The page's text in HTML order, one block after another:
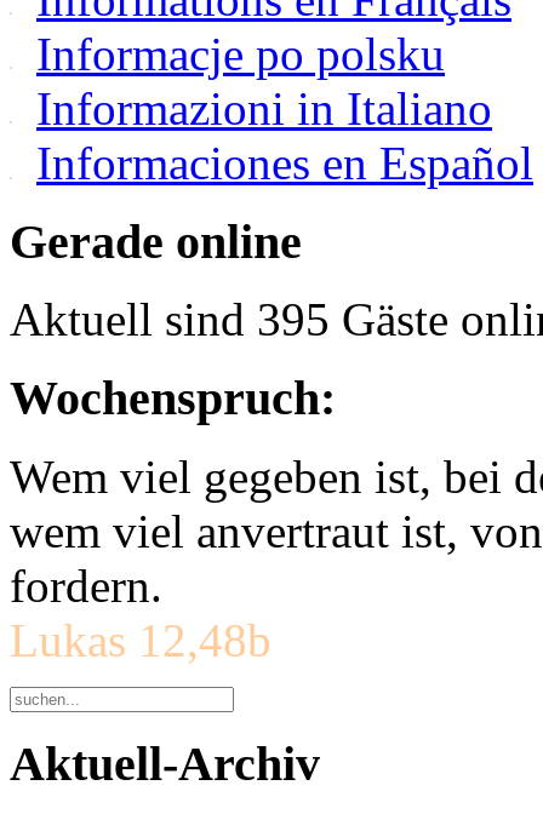
Informacje po polsku
Informazioni in Italiano
Informaciones en Español
Gerade online
Aktuell sind 395 Gäste
Wochenspruch:
Wem viel gegeben ist, bei
wem viel anvertraut ist,
fordern.
Lukas 12,48b
Aktuell-Archiv